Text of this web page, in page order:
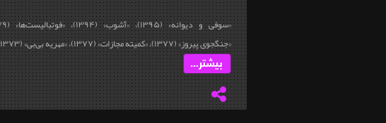
«جنگجوی پیروز» (۱۳۷۷)، «کمیته مجازات» (۱۳۷۷)، «مهریه بی‌بی» (۱۳۷۳)،...
بیشتر...